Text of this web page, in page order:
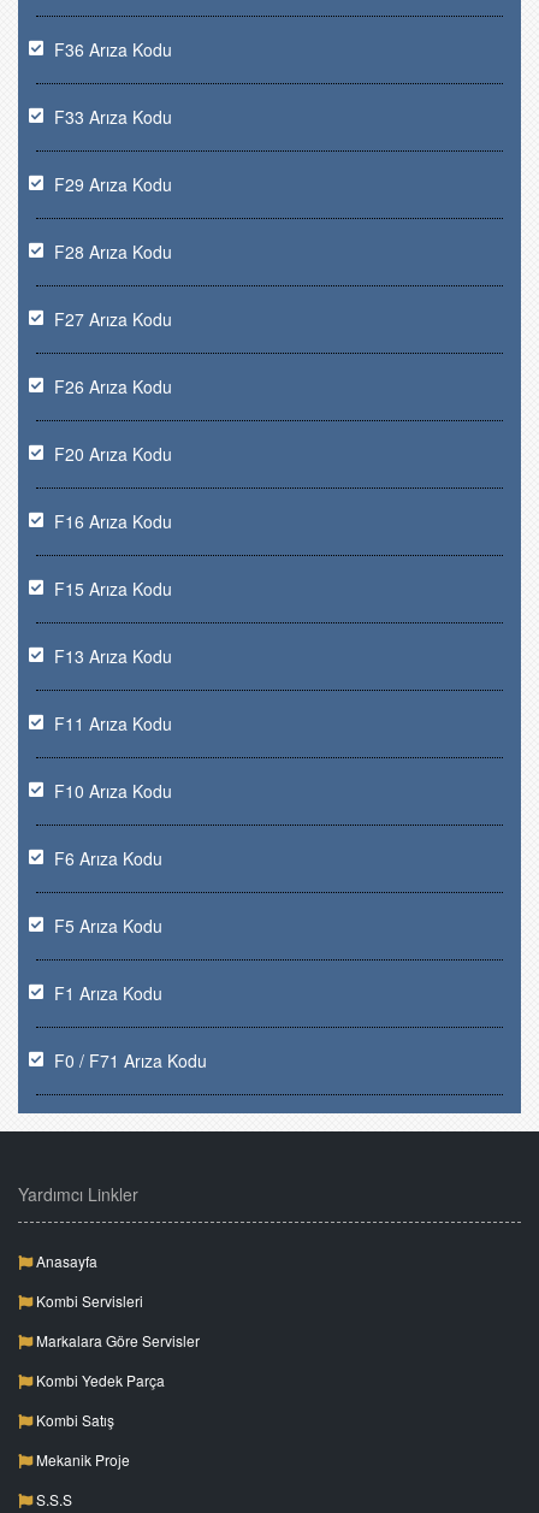
F36 Arıza Kodu
F33 Arıza Kodu
F29 Arıza Kodu
F28 Arıza Kodu
F27 Arıza Kodu
F26 Arıza Kodu
F20 Arıza Kodu
F16 Arıza Kodu
F15 Arıza Kodu
F13 Arıza Kodu
F11 Arıza Kodu
F10 Arıza Kodu
F6 Arıza Kodu
F5 Arıza Kodu
F1 Arıza Kodu
F0 / F71 Arıza Kodu
Yardımcı Linkler
Anasayfa
Kombi Servisleri
Markalara Göre Servisler
Kombi Yedek Parça
Kombi Satış
Mekanik Proje
S.S.S